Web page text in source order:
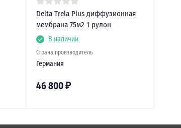
Delta Trela Plus диффузионная
мембрана 75м2 1 рулон
В наличии
Страна производитель
Германия
46 800₽